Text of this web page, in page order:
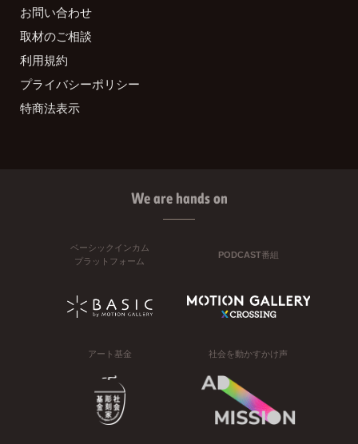
お問い合わせ
取材のご相談
利用規約
プライバシーポリシー
特商法表示
We are hands on
ベーシックインカム
プラットフォーム
PODCAST番組
アート基金 社会を動かすかけ声